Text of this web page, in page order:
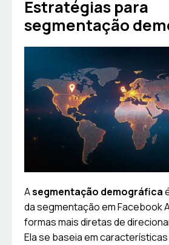
Estratégias para
segmentação
Asegmentação demográfica
da segmentação em Facebook
formas mais diretas de
Ela se baseia em